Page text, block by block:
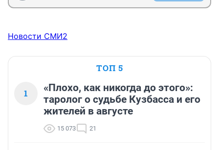
Новости СМИ2
ТОП 5
1
«Плохо, как никогда до этого»:
таролог о судьбе Кузбасса и его
жителей в августе
15 073 21